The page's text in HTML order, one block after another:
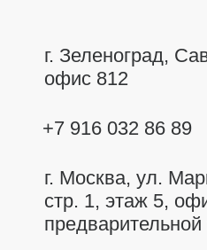
г. Зеленоград,
офис 812
+7 916 032 86 89
г. Москва, ул.
стр. 1, этаж 5,
предварительной